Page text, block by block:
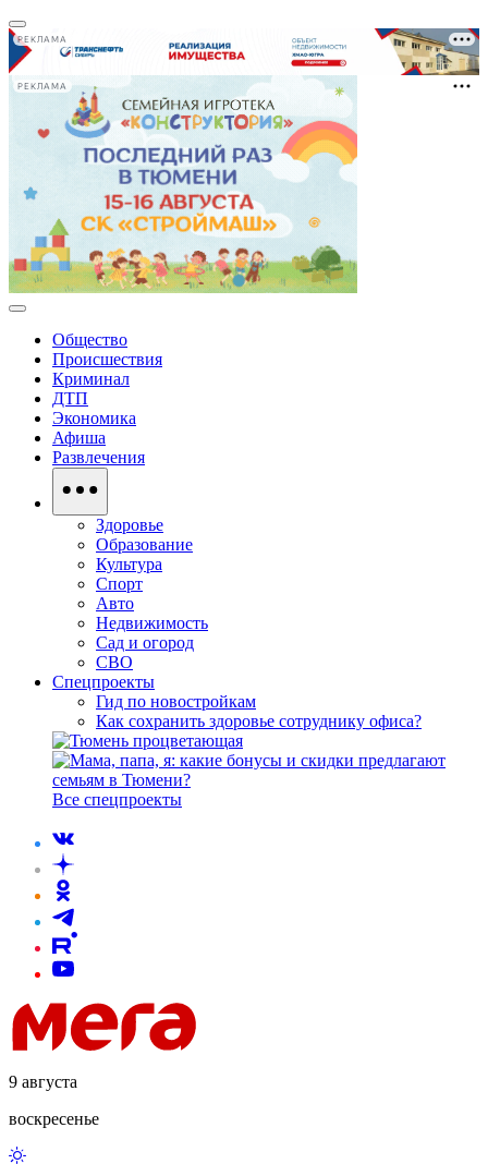
РЕКЛАМА
РЕКЛАМА
Общество
Происшествия
Криминал
ДТП
Экономика
Афиша
Развлечения
Здоровье
Образование
Культура
Спорт
Авто
Недвижимость
Сад и огород
СВО
Спецпроекты
Гид по новостройкам
Как сохранить здоровье сотруднику офиса?
Все спецпроекты
9 августа
воскресенье